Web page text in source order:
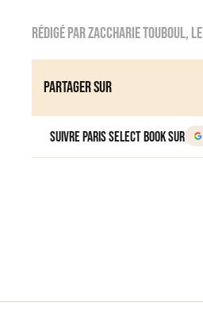
Rédigé parzaccharie touboul, le
Partager sur
Suivre Paris Select Book sur